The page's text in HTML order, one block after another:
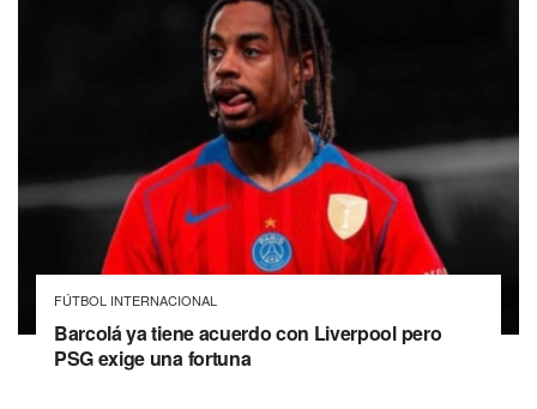
FÚTBOL INTERNACIONAL
Barcolá ya tiene acuerdo con Liverpool pero
PSG exige una fortuna